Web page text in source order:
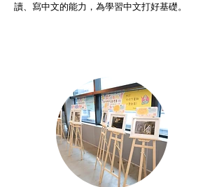
讀、寫中文的能力，為學習中文打好基礎。